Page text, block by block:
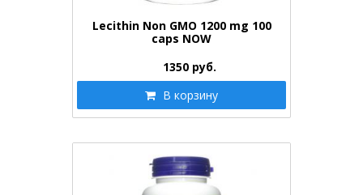
Lecithin Non GMO 1200 mg 100
caps NOW
1350 руб.
В корзину